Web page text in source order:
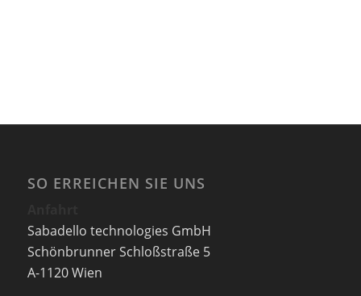
SO ERREICHEN SIE UNS
Sabadello technologies GmbH
Schönbrunner Schloßstraße 5
A-1120 Wien